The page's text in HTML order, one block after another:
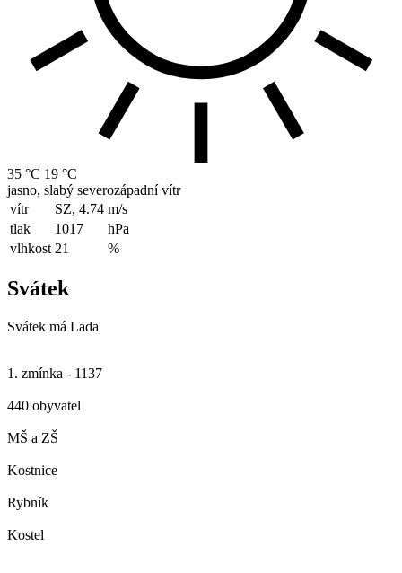
35 °C 19 °C
jasno, slabý severozápadní vítr
vítr
SZ, 4.74 m/s
tlak
1017
hPa
vlhkost 21 %
Svátek
Svátek má Lada
1. zmínka - 1137
440 obyvatel
MŠ a ZŠ
Kostnice
Rybník
Kostel